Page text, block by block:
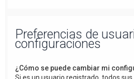
Preferencias de
configuraciones
¿Cómo se puede cambiar mi